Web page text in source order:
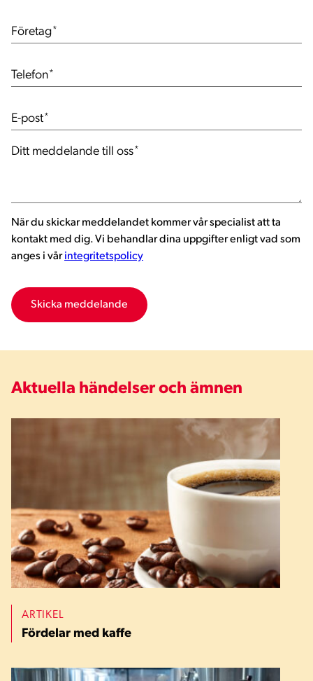
Företag*
Telefon*
E-post*
Ditt meddelande till oss*
När du skickar meddelandet kommer vår specialist att ta
kontakt med dig. Vi behandlar dina uppgifter enligt vad som
anges i vårintegritetspolicy
Aktuella händelser och ämnen
ARTIKEL
Fördelar med kaffe